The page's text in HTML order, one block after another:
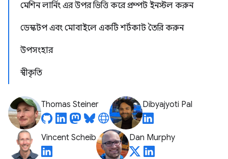
মেশিন লার্নিং এর উপর ভিত্তি করে প্রম্পট ইনস্টল করুন
ডেস্কটপ এবং মোবাইলে একটি শর্টকাট তৈরি করুন
উপসংহার
স্বীকৃতি
Thomas Steiner Dibyajyoti Pal
Vincent Scheib Dan Murphy